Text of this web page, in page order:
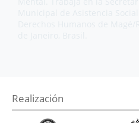
Realización